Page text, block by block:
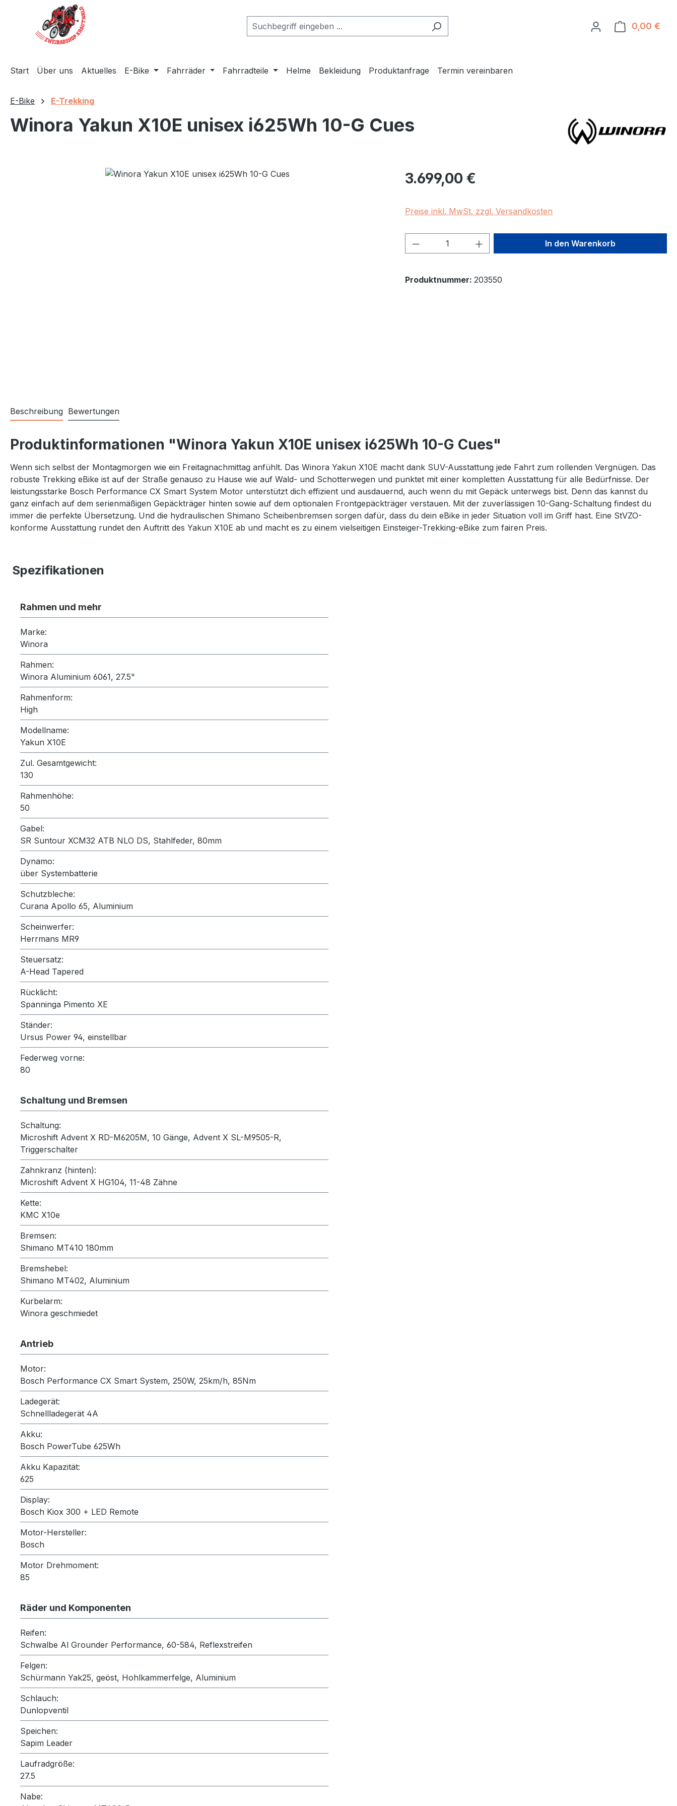
Hauptinhalt springen
Zur Suche springen
Zur Hauptnavigation springen
0,00 €
Start Über uns Aktuelles E-Bike Fahrräder Fahrradteile Helme Bekleidung Produktanfrage Termin vereinbaren
E-Bike E-Trekking
Winora Yakun X10E unisex i625Wh 10-G Cues
Bildergalerie überspringen Regulärer Preis:
3.699,00 €
Preise inkl. MwSt. zzgl. Versandkosten
Produkt Anzahl: Gib den gewünschten Wert
In den Warenkorb
Produktnummer: 203550
Beschreibung Bewertungen
Produktinformationen "Winora Yakun X10E unisex i625Wh 10-G Cues"
Wenn sich selbst der Montagmorgen wie ein Freitagnachmittag anfühlt. Das Winora Yakun X10E macht dank SUV-Ausstattung jede Fahrt zum rollenden Vergnügen. Das
robuste Trekking eBike ist auf der Straße genauso zu Hause wie auf Wald- und Schotterwegen und punktet mit einer kompletten Ausstattung für alle Bedürfnisse. Der
leistungsstarke Bosch Performance CX Smart System Motor unterstützt dich effizient und ausdauernd, auch wenn du mit Gepäck unterwegs bist. Denn das kannst du
ganz einfach auf dem serienmäßigen Gepäckträger hinten sowie auf dem optionalen Frontgepäckträger verstauen. Mit der zuverlässigen 10-Gang-Schaltung findest du
immer die perfekte Übersetzung. Und die hydraulischen Shimano Scheibenbremsen sorgen dafür, dass du dein eBike in jeder Situation voll im Griff hast. Eine StVZO-
konforme Ausstattung rundet den Auftritt des Yakun X10E ab und macht es zu einem vielseitigen Einsteiger-Trekking-eBike zum fairen Preis.
Spezifikationen
Rahmen und mehr
Marke:
Winora
Rahmen:
Winora Aluminium 6061, 27.5"
Rahmenform:
High
Modellname:
Yakun X10E
Zul. Gesamtgewicht:
130
Rahmenhöhe:
50
Gabel:
SR Suntour XCM32 ATB NLO DS, Stahlfeder, 80mm
Dynamo:
über Systembatterie
Schutzbleche:
Curana Apollo 65, Aluminium
Scheinwerfer:
Herrmans MR9
Steuersatz:
A-Head Tapered
Rücklicht:
Spanninga Pimento XE
Ständer:
Ursus Power 94, einstellbar
Federweg vorne:
80
Schaltung und Bremsen
Schaltung:
Microshift Advent X RD-M6205M, 10 Gänge, Advent X SL-M9505-R,
Triggerschalter
Zahnkranz (hinten):
Microshift Advent X HG104, 11-48 Zähne
Kette:
KMC X10e
Bremsen:
Shimano MT410 180mm
Bremshebel:
Shimano MT402, Aluminium
Kurbelarm:
Winora geschmiedet
Antrieb
Motor:
Bosch Performance CX Smart System, 250W, 25km/h, 85Nm
Ladegerät:
Schnellladegerät 4A
Akku:
Bosch PowerTube 625Wh
Akku Kapazität:
625
Display:
Bosch Kiox 300 + LED Remote
Motor-Hersteller:
Bosch
Motor Drehmoment:
85
Räder und Komponenten
Reifen:
Schwalbe Al Grounder Performance, 60-584, Reflexstreifen
Felgen:
Schürmann Yak25, geöst, Hohlkammerfelge, Aluminium
Schlauch:
Dunlopventil
Speichen:
Sapim Leader
Laufradgröße:
27.5
Nabe: